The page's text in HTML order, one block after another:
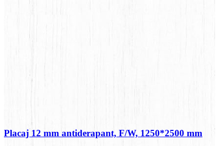
Placaj 12 mm antiderapant, F/W, 1250*2500 mm